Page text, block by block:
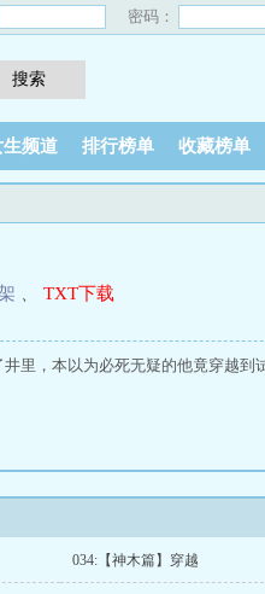
密码：
生频道 排行榜单 收藏榜单
TXT下载
里，本以为必死无疑的他竟穿越到
034:【神木篇】穿越